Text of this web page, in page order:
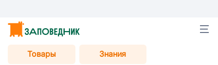
Товары Знания